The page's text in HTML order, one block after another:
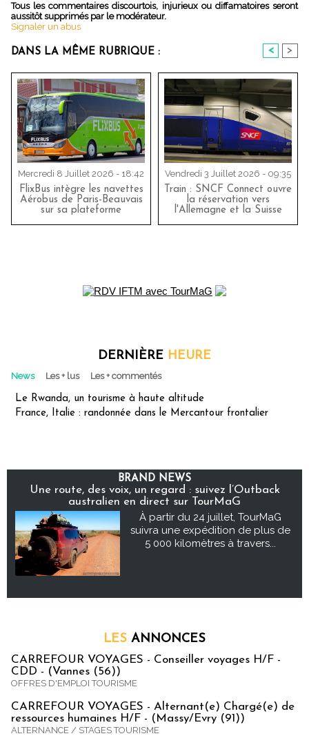
Tous les commentaires discourtois, injurieux ou diffamatoires seront
aussitôt supprimés par le modérateur.
Signaler un abus
DANS LA MÊME RUBRIQUE : < >
Mercredi 8 Juillet 2026 - 18:42
FlixBus intègre les navettes
Aérobus de Paris-Beauvais
sur sa plateforme
Vendredi 3 Juillet 2026 - 09:35
Train : SNCF Connect ouvre
la réservation vers
l'Allemagne et la Suisse
DERNIÈRE HEURE
News Les + lus Les + commentés
Le Rwanda, un tourisme à haute altitude
France, Italie : randonnée dans le Mercantour frontalier
BRAND NEWS
Une route, des voix, un regard : suivez l’Outback
australien en direct sur TourMaG
À partir du 24 juillet, TourMaG
suivra une expédition de plus de
5 000 kilomètres à travers...
LES ANNONCES
CARREFOUR VOYAGES - Conseiller voyages H/F -
CDD - (Vannes (56))
OFFRES D'EMPLOI TOURISME
CARREFOUR VOYAGES - Alternant(e) Chargé(e) de
ressources humaines H/F - (Massy/Evry (91))
ALTERNANCE / STAGES TOURISME